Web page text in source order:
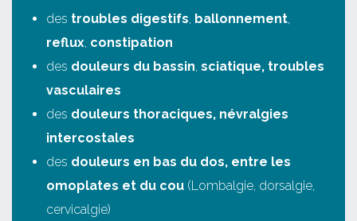
des troubles digestifs, ballonnement,
reflux, constipation
des douleurs du bassin,sciatique, troubles
vasculaires
des douleurs thoraciques, névralgies
intercostales
des douleurs en bas du dos, entre les
omoplates et du cou (Lombalgie, dorsalgie,
cervicalgie)